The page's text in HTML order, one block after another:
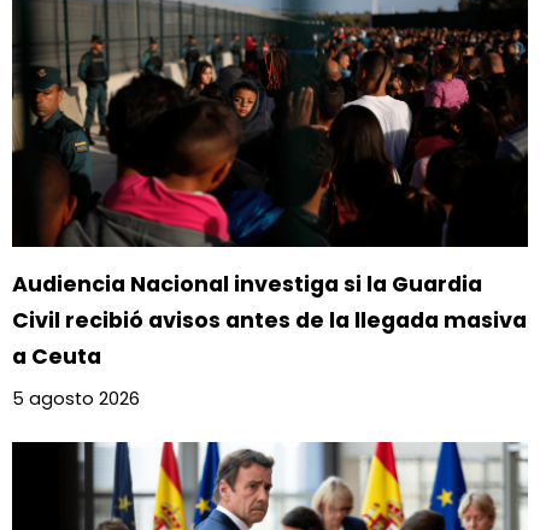
Audiencia Nacional investiga si la Guardia
Civil recibió avisos antes de la llegada masiva
a Ceuta
5 agosto 2026